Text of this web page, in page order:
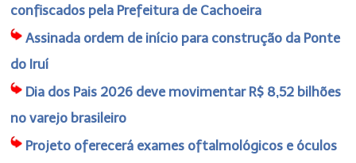
confiscados pela Prefeitura de Cachoeira
Assinada ordem de início para construção da Ponte
do Iruí
Dia dos Pais 2026 deve movimentar R$ 8,52 bilhões
no varejo brasileiro
Projeto oferecerá exames oftalmológicos e óculos